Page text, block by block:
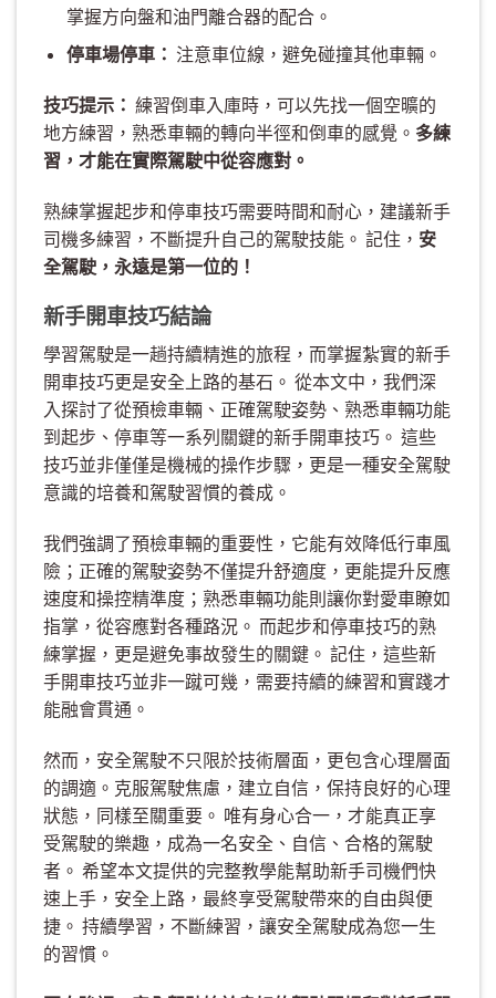
掌握方向盤和油門離合器的配合。
停車場停車： 注意車位線，避免碰撞其他車輛。
技巧提示： 練習倒車入庫時，可以先找一個空曠的
地方練習，熟悉車輛的轉向半徑和倒車的感覺。 多練
習，才能在實際駕駛中從容應對。
熟練掌握起步和停車技巧需要時間和耐心，建議新手
司機多練習，不斷提升自己的駕駛技能。 記住， 安
全駕駛，永遠是第一位的！
新手開車技巧結論
學習駕駛是一趟持續精進的旅程，而掌握紮實的新手
開車技巧更是安全上路的基石。 從本文中，我們深
入探討了從預檢車輛、正確駕駛姿勢、熟悉車輛功能
到起步、停車等一系列關鍵的新手開車技巧。 這些
技巧並非僅僅是機械的操作步驟，更是一種安全駕駛
意識的培養和駕駛習慣的養成。
我們強調了預檢車輛的重要性，它能有效降低行車風
險；正確的駕駛姿勢不僅提升舒適度，更能提升反應
速度和操控精準度；熟悉車輛功能則讓你對愛車瞭如
指掌，從容應對各種路況。 而起步和停車技巧的熟
練掌握，更是避免事故發生的關鍵。 記住，這些新
手開車技巧並非一蹴可幾，需要持續的練習和實踐才
能融會貫通。
然而，安全駕駛不只限於技術層面，更包含心理層面
的調適。克服駕駛焦慮，建立自信，保持良好的心理
狀態，同樣至關重要。 唯有身心合一，才能真正享
受駕駛的樂趣，成為一名安全、自信、合格的駕駛
者。 希望本文提供的完整教學能幫助新手司機們快
速上手，安全上路，最終享受駕駛帶來的自由與便
捷。 持續學習，不斷練習，讓安全駕駛成為您一生
的習慣。